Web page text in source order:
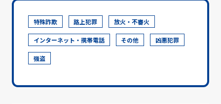
特殊詐欺 路上犯罪 放火・不審火
インターネット・携帯電話 その他 凶悪犯罪
強盗